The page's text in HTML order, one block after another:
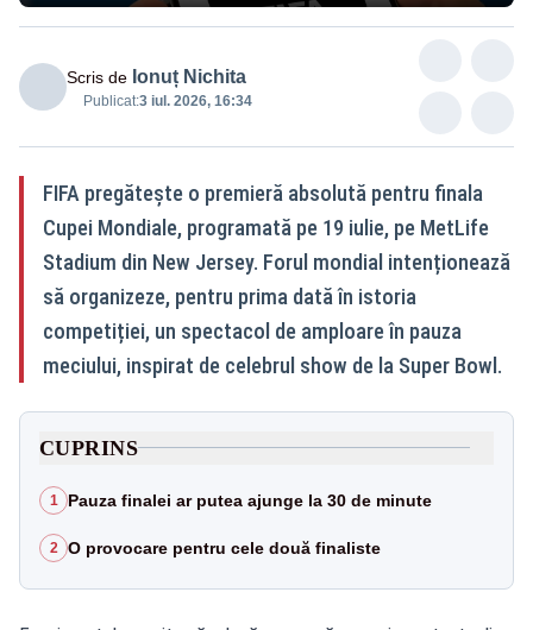
Scris de Ionuț Nichita
Publicat:3 iul. 2026, 16:34
FIFA pregătește o premieră absolută pentru finala
Cupei Mondiale, programată pe 19 iulie, pe MetLife
Stadium din New Jersey. Forul mondial intenționează
să organizeze, pentru prima dată în istoria
competiției, un spectacol de amploare în pauza
meciului, inspirat de celebrul show de la Super Bowl.
CUPRINS
1 Pauza finalei ar putea ajunge la 30 de minute
2 O provocare pentru cele două finaliste